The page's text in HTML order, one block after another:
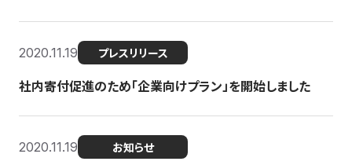
2020.11.19 プレスリリース
社内寄付促進のため「企業向けプラン」を開始しました
2020.11.19 お知らせ